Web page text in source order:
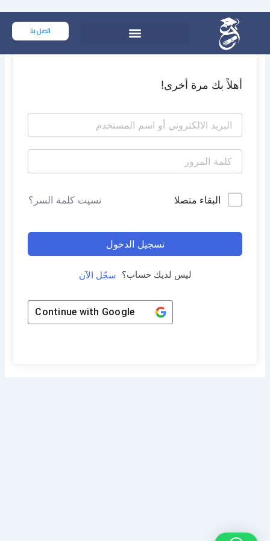
المحتوى
اتصل بنا
أهلاً بك مرة أخرى!
البقاء متصلا نسيت كلمة السر؟
تسجيل الدخول
ليس لديك حساب؟ سجّل الآن
Continue with Google